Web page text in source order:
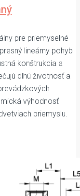
pre priemyselné
lineárny pohyb
konštrukcia a
dlhú životnosť a
výhodnosť
priemyslu.